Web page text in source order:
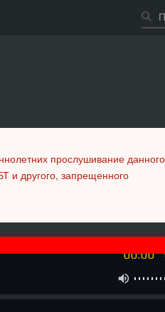
прослушивание данного
и другого, запрещенного
00:00